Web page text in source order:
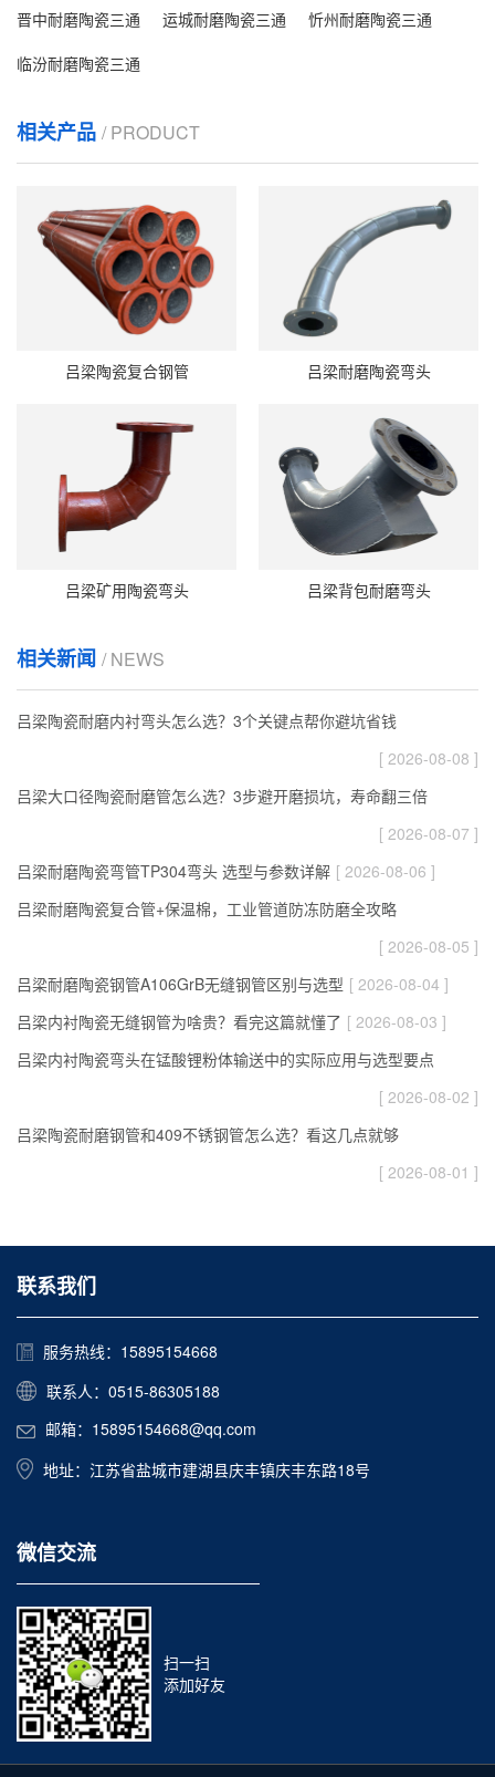
晋中耐磨陶瓷三通
运城耐磨陶瓷三通
忻州耐磨陶瓷三通
临汾耐磨陶瓷三通
相关产品 / PRODUCT
吕梁陶瓷复合钢管 吕梁耐磨陶瓷弯头
吕梁矿用陶瓷弯头 吕梁背包耐磨弯头
相关新闻 / NEWS
吕梁陶瓷耐磨内衬弯头怎么选？3个关键点帮你避坑省钱
[ 2026-08-08 ]
吕梁大口径陶瓷耐磨管怎么选？3步避开磨损坑，寿命翻三倍
[ 2026-08-07 ]
吕梁耐磨陶瓷弯管TP304弯头 选型与参数详解 [ 2026-08-06 ]
吕梁耐磨陶瓷复合管+保温棉，工业管道防冻防磨全攻略
[ 2026-08-05 ]
吕梁耐磨陶瓷钢管A106GrB无缝钢管区别与选型 [ 2026-08-04 ]
吕梁内衬陶瓷无缝钢管为啥贵？看完这篇就懂了 [ 2026-08-03 ]
吕梁内衬陶瓷弯头在锰酸锂粉体输送中的实际应用与选型要点
[ 2026-08-02 ]
吕梁陶瓷耐磨钢管和409不锈钢管怎么选？看这几点就够
[ 2026-08-01 ]
联系我们
服务热线：15895154668
联系人：0515-86305188
邮箱：15895154668@qq.com
地址：江苏省盐城市建湖县庆丰镇庆丰东路18号
微信交流
扫一扫
添加好友